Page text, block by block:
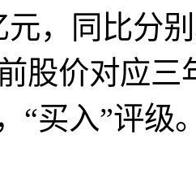
元，同比分
股价对应三
“买入”评级